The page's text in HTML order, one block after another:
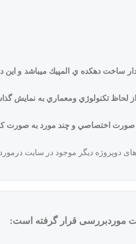
پوند هزينه ركورد دار ساخت دهكده ي
لحاظ تكنولوژي ومعماري به نمايش
به صورت اختصاصي و چند مورد به
های دوپروژه دیگر موجود در سایت
موردبررسی قرار گرفته است: